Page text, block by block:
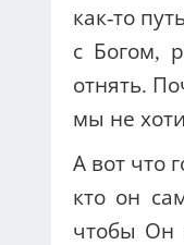
как-то
с Богом,
отнять.
мы не
А вот что
кто он
чтобы Он